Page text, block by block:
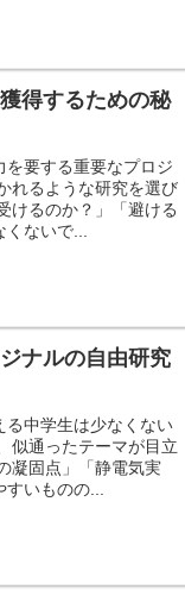
得するための秘
要する重要なプロジ
れるような研究を選び
けるのか？」「避ける
ないで...
ナルの自由研究
る中学生は少なくない
似通ったテーマが目立
凝固点」「静電気実
いものの...